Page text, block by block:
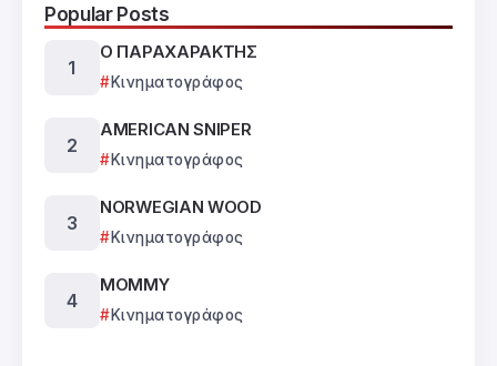
Popular Posts
Ο ΠΑΡΑΧΑΡΑΚΤΗΣ
Κινηματογράφος
AMERICAN SNIPER
Κινηματογράφος
NORWEGIAN WOOD
Κινηματογράφος
MOMMY
Κινηματογράφος